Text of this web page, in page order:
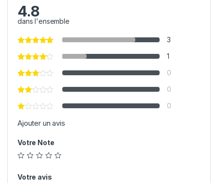
4.8
dans l'ensemble
3
1
0
0
0
Ajouter un avis
Votre Note
Votre avis